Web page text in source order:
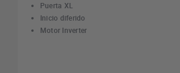
Puerta XL
Inicio diferido
Motor Inverter